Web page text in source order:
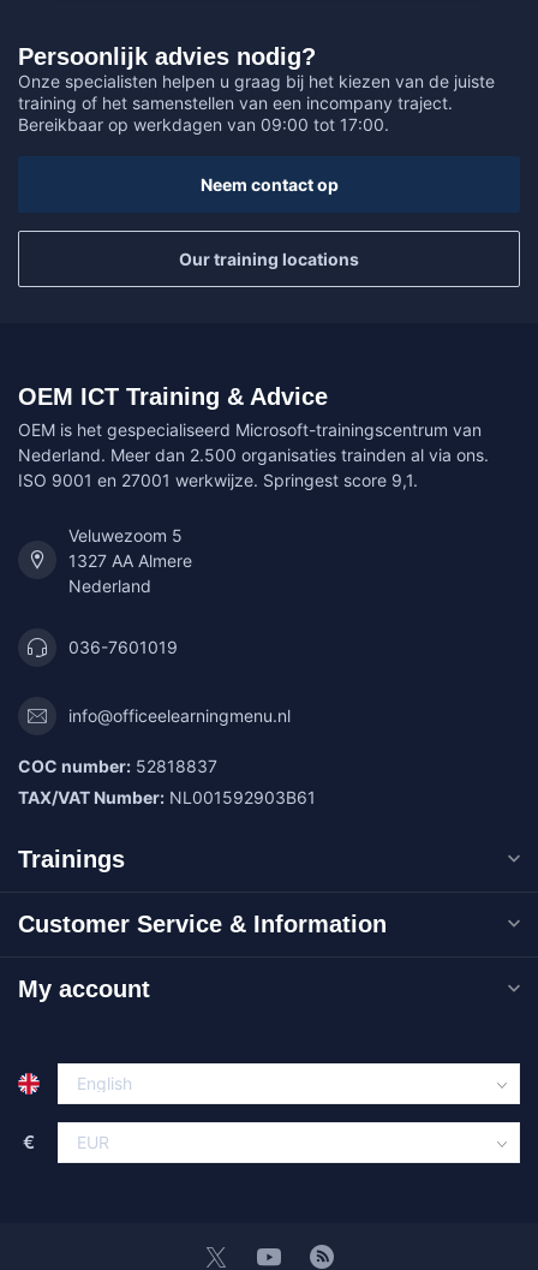
Persoonlijk advies nodig?
Onze specialisten helpen u graag bij het kiezen van de juiste
training of het samenstellen van een incompany traject.
Bereikbaar op werkdagen van 09:00 tot 17:00.
Neem contact op
Our training locations
OEM ICT Training & Advice
OEM is het gespecialiseerd Microsoft-trainingscentrum van
Nederland. Meer dan 2.500 organisaties trainden al via ons.
ISO 9001 en 27001 werkwijze. Springest score 9,1.
Veluwezoom 5
1327 AA Almere
Nederland
036-7601019
info@officeelearningmenu.nl
COC number: 52818837
TAX/VAT Number: NL001592903B61
Trainings
Customer Service & Information
My account
€